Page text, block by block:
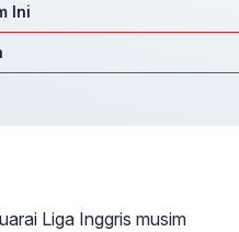
Ini
Liga Inggris musim